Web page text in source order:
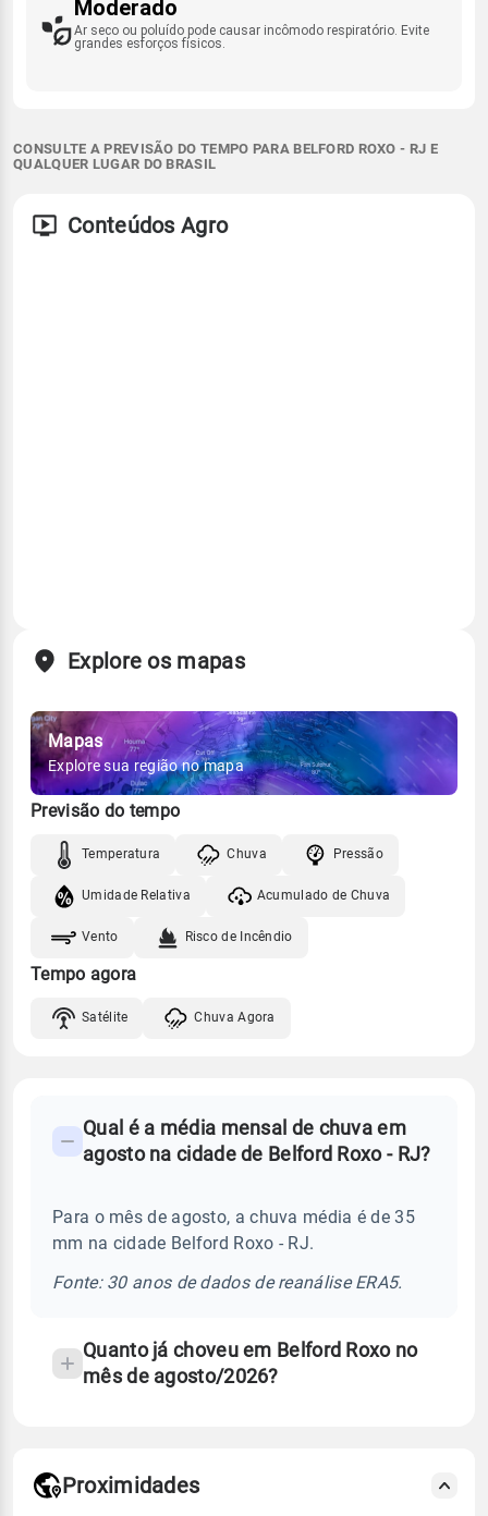
Moderado
Ar seco ou poluído pode causar incômodo respiratório. Evite
grandes esforços físicos.
CONSULTE A PREVISÃO DO TEMPO PARA BELFORD ROXO - RJ E
QUALQUER LUGAR DO BRASIL
Conteúdos Agro
Explore os mapas
Mapas
Explore sua região no mapa
Previsão do tempo
Temperatura Chuva Pressão
Umidade Relativa Acumulado de Chuva
Vento Risco de Incêndio
Tempo agora
Satélite Chuva Agora
Perguntas
sobre
chuva
Qual é a média mensal de chuva em
agosto na cidade de Belford Roxo - RJ?
Para o mês de agosto, a chuva média é de 35
mm na cidade Belford Roxo - RJ.
Fonte: 30 anos de dados de reanálise ERA5.
Quanto já choveu em Belford Roxo no
mês de agosto/2026?
Proximidades